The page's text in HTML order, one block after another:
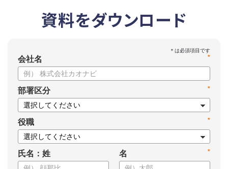
資料をダウンロード
*
会社名
*
部署区分
*
役職
氏名：姓 *
名